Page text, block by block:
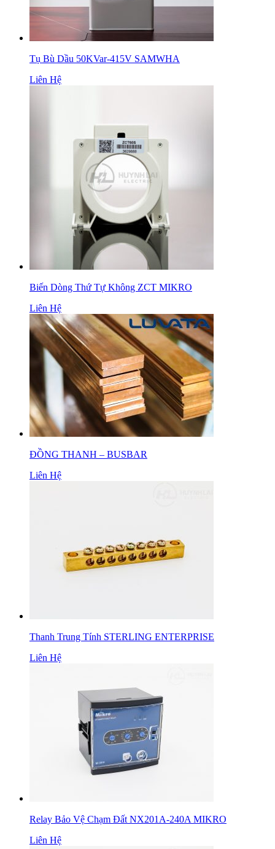
Tụ Bù Dầu 50KVar-415V SAMWHA
Liên Hệ
Biến Dòng Thứ Tự Không ZCT MIKRO
Liên Hệ
ĐỒNG THANH – BUSBAR
Liên Hệ
Thanh Trung Tính STERLING ENTERPRISE
Liên Hệ
Relay Bảo Vệ Chạm Đất NX201A-240A MIKRO
Liên Hệ